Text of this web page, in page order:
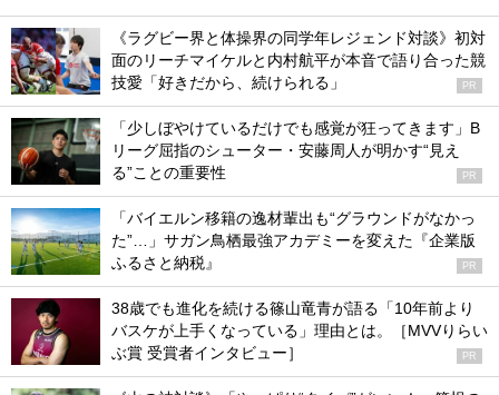
《ラグビー界と体操界の同学年レジェンド対談》初対
面のリーチマイケルと内村航平が本音で語り合った競
技愛「好きだから、続けられる」
PR
「少しぼやけているだけでも感覚が狂ってきます」B
リーグ屈指のシューター・安藤周人が明かす“見え
る”ことの重要性
PR
「バイエルン移籍の逸材輩出も“グラウンドがなかっ
た”…」サガン鳥栖最強アカデミーを変えた『企業版
ふるさと納税』
PR
38歳でも進化を続ける篠山竜青が語る「10年前より
バスケが上手くなっている」理由とは。［MVVりらい
ぶ賞 受賞者インタビュー］
PR